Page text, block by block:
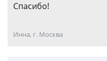
Спасибо!
Инна, г. Москва